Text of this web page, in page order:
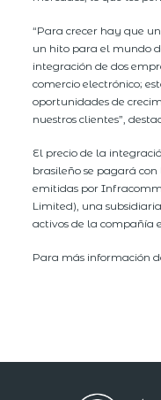
“Para crecer hay que
un hito para el mundo
integración de dos
comercio electrónico;
oportunidades de
nuestros clientes”,
El precio de la
brasileño se pagará
emitidas por
Limited), una
activos de la compañía
Para más información